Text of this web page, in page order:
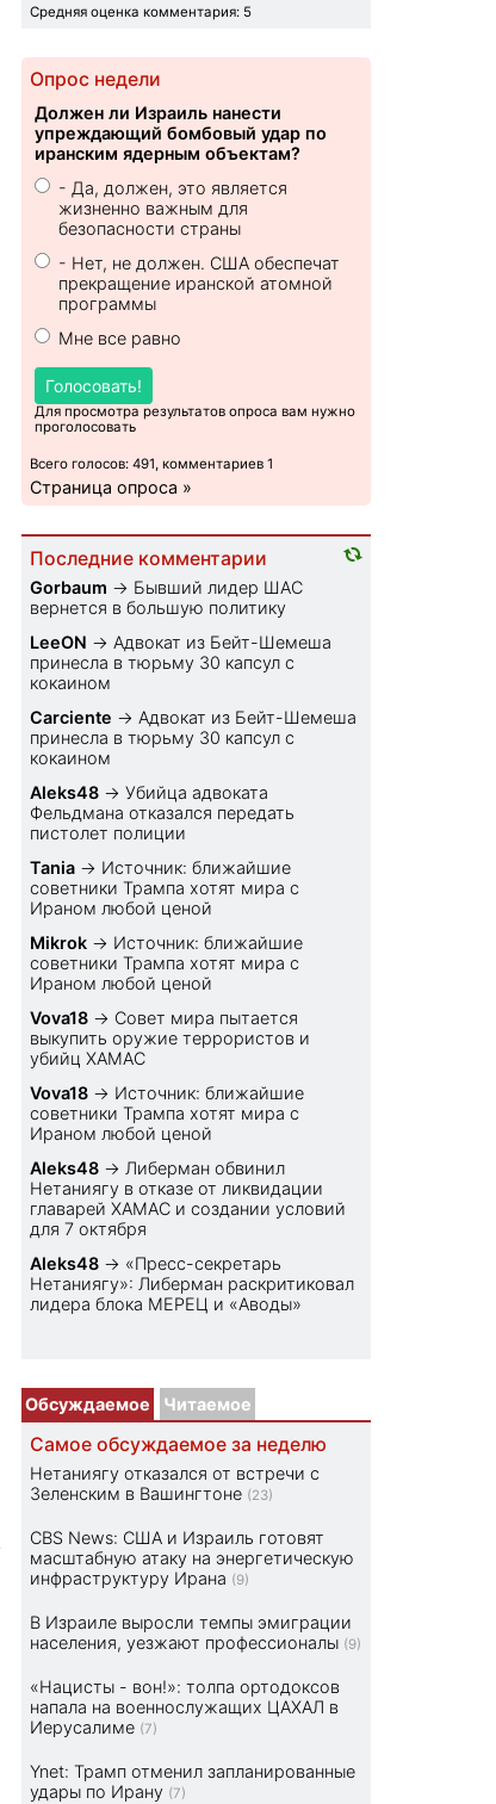
Средняя оценка комментария: 5
Опрос недели
Должен ли Израиль нанести
упреждающий бомбовый удар по
иранским ядерным объектам?
- Да, должен, это является
жизненно важным для
безопасности страны
- Нет, не должен. США обеспечат
прекращение иранской атомной
программы
Мне все равно
Голосовать!
Для просмотра результатов опроса вам нужно
проголосовать
Всего голосов: 491, комментариев 1
Страница опроса »
Последние комментарии
Gorbaum → Бывший лидер ШАС
вернется в большую политику
LeeON → Адвокат из Бейт-Шемеша
принесла в тюрьму 30 капсул с
кокаином
Carciente → Адвокат из Бейт-Шемеша
принесла в тюрьму 30 капсул с
кокаином
Aleks48 →Убийца адвоката
Фельдмана отказался передать
пистолет полиции
Tania → Источник: ближайшие
советники Трампа хотят мира с
Ираном любой ценой
Mikrok → Источник: ближайшие
советники Трампа хотят мира с
Ираном любой ценой
Vova18 → Совет мира пытается
выкупить оружие террористов и
убийц ХАМАС
Vova18 → Источник: ближайшие
советники Трампа хотят мира с
Ираном любой ценой
Aleks48 → Либерман обвинил
Нетаниягу в отказе от ликвидации
главарей ХАМАС и создании условий
для 7 октября
Aleks48 → «Пресс-секретарь
Нетаниягу»: Либерман раскритиковал
лидера блока МЕРЕЦ и «Аводы»
Обсуждаемое Читаемое
Самое обсуждаемое за неделю
Нетаниягу отказался от встречи с
Зеленским в Вашингтоне (23)
CBS News: США и Израиль готовят
масштабную атаку на энергетическую
инфраструктуру Ирана (9)
В Израиле выросли темпы эмиграции
населения, уезжают профессионалы (9)
«Нацисты - вон!»: толпа ортодоксов
напала на военнослужащих ЦАХАЛ в
Иерусалиме (7)
Ynet: Трамп отменил запланированные
удары по Ирану (7)